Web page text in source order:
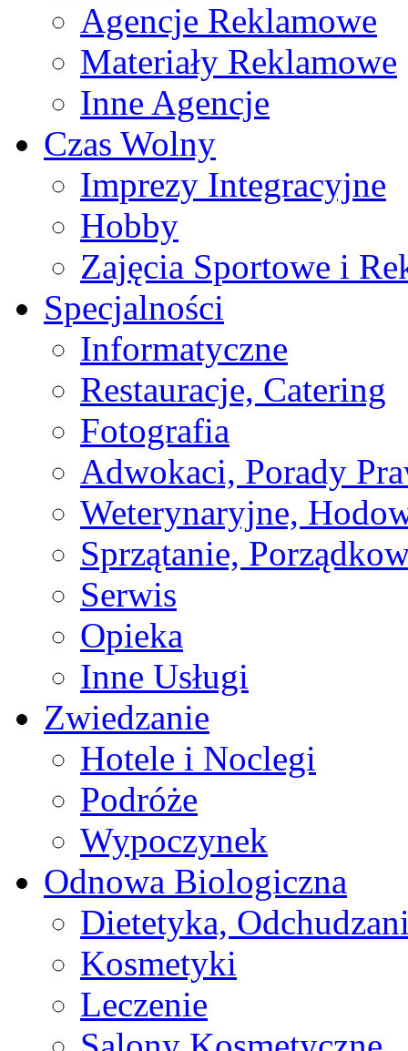
Agencje Reklamowe
Materiały Reklamowe
Inne Agencje
Czas Wolny
Imprezy Integracyjne
Hobby
Zajęcia Sportowe i
Specjalności
Informatyczne
Restauracje, Catering
Fotografia
Adwokaci, Porady
Weterynaryjne,
Sprzątanie,
Serwis
Opieka
Inne Usługi
Zwiedzanie
Hotele i Noclegi
Podróże
Wypoczynek
Odnowa Biologiczna
Dietetyka,
Kosmetyki
Leczenie